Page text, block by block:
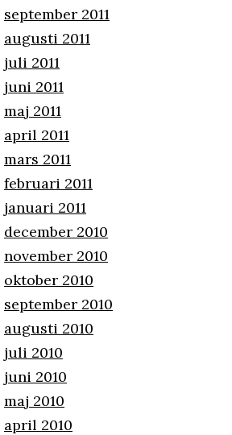
september 2011
augusti 2011
juli 2011
juni 2011
maj 2011
april 2011
mars 2011
februari 2011
januari 2011
december 2010
november 2010
oktober 2010
september 2010
augusti 2010
juli 2010
juni 2010
maj 2010
april 2010